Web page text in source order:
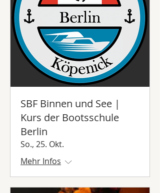
SBF Binnen und See |
Kurs der Bootsschule
Berlin
So., 25. Okt.
Mehr Infos